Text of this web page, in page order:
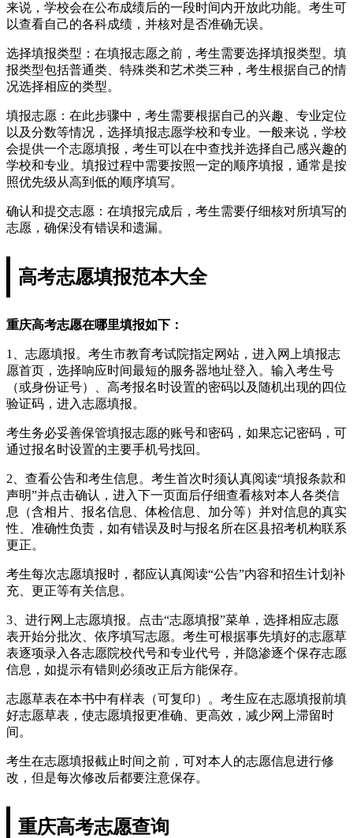
来说，学校会在公布成绩后的一段时间内开放此功能。考生可
以查看自己的各科成绩，并核对是否准确无误。
选择填报类型：在填报志愿之前，考生需要选择填报类型。填
报类型包括普通类、特殊类和艺术类三种，考生根据自己的情
况选择相应的类型。
填报志愿：在此步骤中，考生需要根据自己的兴趣、专业定位
以及分数等情况，选择填报志愿学校和专业。一般来说，学校
会提供一个志愿填报，考生可以在中查找并选择自己感兴趣的
学校和专业。填报过程中需要按照一定的顺序填报，通常是按
照优先级从高到低的顺序填写。
确认和提交志愿：在填报完成后，考生需要仔细核对所填写的
志愿，确保没有错误和遗漏。
高考志愿填报范本大全
重庆高考志愿在哪里填报如下：
1、志愿填报。考生市教育考试院指定网站，进入网上填报志
愿首页，选择响应时间最短的服务器地址登入。输入考生号
（或身份证号）、高考报名时设置的密码以及随机出现的四位
验证码，进入志愿填报。
考生务必妥善保管填报志愿的账号和密码，如果忘记密码，可
通过报名时设置的主要手机号找回。
2、查看公告和考生信息。考生首次时须认真阅读“填报条款和
声明”并点击确认，进入下一页面后仔细查看核对本人各类信
息（含相片、报名信息、体检信息、加分等）并对信息的真实
性、准确性负责，如有错误及时与报名所在区县招考机构联系
更正。
考生每次志愿填报时，都应认真阅读“公告”内容和招生计划补
充、更正等有关信息。
3、进行网上志愿填报。点击“志愿填报”菜单，选择相应志愿
表开始分批次、依序填写志愿。考生可根据事先填好的志愿草
表逐项录入各志愿院校代号和专业代号，并隐渗逐个保存志愿
信息，如提示有错则必须改正后方能保存。
志愿草表在本书中有样表（可复印）。考生应在志愿填报前填
好志愿草表，使志愿填报更准确、更高效，减少网上滞留时
间。
考生在志愿填报截止时间之前，可对本人的志愿信息进行修
改，但是每次修改后都要注意保存。
重庆高考志愿查询